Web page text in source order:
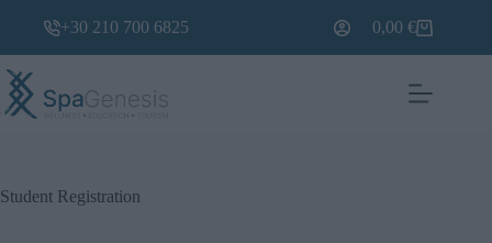
+30 210 700 6825 0,00€
Student Registration